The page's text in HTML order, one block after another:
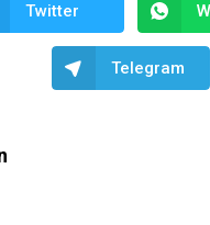
Twitter
Telegram